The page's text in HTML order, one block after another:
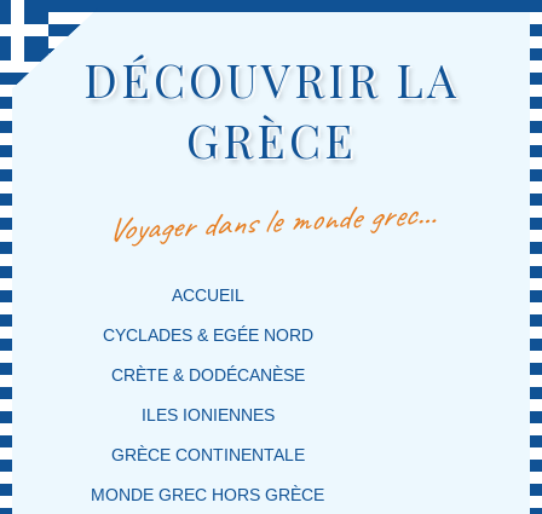
DÉCOUVRIR LA
GRÈCE
Voyager dans le monde grec…
MENU PRINCIPAL
MASQUER LA NAVIGATION PRINCIPALE
MASQUER LA NAVIGATION SECONDAIRE
ACCUEIL
CYCLADES & EGÉE NORD
CRÈTE & DODÉCANÈSE
ILES IONIENNES
GRÈCE CONTINENTALE
MONDE GREC HORS GRÈCE